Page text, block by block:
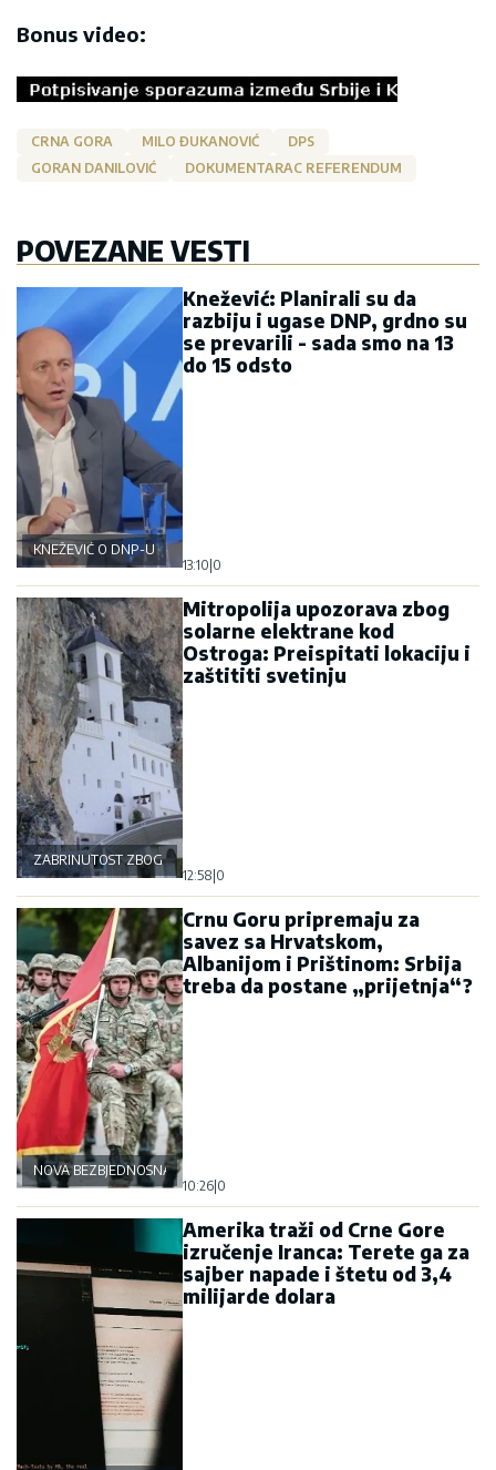
Bonus video:
CRNA GORA MILO ĐUKANOVIĆ
DPS
GORAN DANILOVIĆ
DOKUMENTARAC REFERENDUM
POVEZANE VESTI
KNEŽEVIĆ O DNP-U
Knežević: Planirali su da
razbiju i ugase DNP, grdno su
se prevarili - sada smo na 13
do 15 odsto
13:10|0
ZABRINUTOST ZBOG OSTROGA
Mitropolija upozorava zbog
solarne elektrane kod
Ostroga: Preispitati lokaciju i
zaštititi svetinju
12:58|0
NOVA BEZBJEDNOSNA OSOVINA
Crnu Goru pripremaju za
savez sa Hrvatskom,
Albanijom i Prištinom: Srbija
treba da postane „prijetnja“?
10:26|0
Amerika traži od Crne Gore
izručenje Iranca: Terete ga za
sajber napade i štetu od 3,4
milijarde dolara